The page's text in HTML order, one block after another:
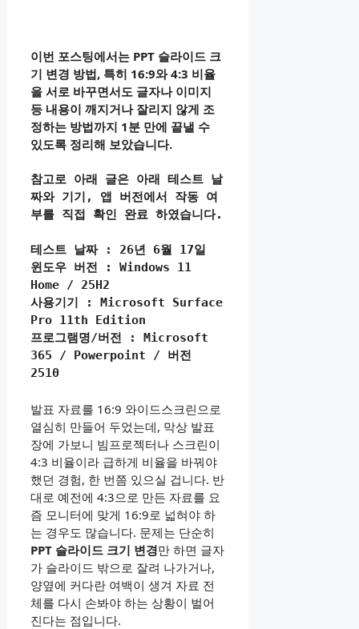
이번 포스팅에서는 PPT 슬라이드 크
기 변경 방법, 특히 16:9와 4:3 비율
을 서로 바꾸면서도 글자나 이미지
등 내용이 깨지거나 잘리지 않게 조
정하는 방법까지 1분 만에 끝낼 수
있도록 정리해 보았습니다.
참고로 아래 글은 아래 테스트 날
짜와 기기, 앱 버전에서 작동 여
부를 직접 확인 완료 하였습니다.
테스트 날짜 : 26년 6월 17일
윈도우 버전 : Windows 11
Home / 25H2
사용기기 : Microsoft Surface
Pro 11th Edition
프로그램명/버전 : Microsoft
365 / Powerpoint / 버전
2510
발표 자료를 16:9 와이드스크린으로
열심히 만들어 두었는데, 막상 발표
장에 가보니 빔프로젝터나 스크린이
4:3 비율이라 급하게 비율을 바꿔야
했던 경험, 한 번쯤 있으실 겁니다. 반
대로 예전에 4:3으로 만든 자료를 요
즘 모니터에 맞게 16:9로 넓혀야 하
는 경우도 많습니다. 문제는 단순히
PPT 슬라이드 크기 변경만 하면 글자
가 슬라이드 밖으로 잘려 나가거나,
양옆에 커다란 여백이 생겨 자료 전
체를 다시 손봐야 하는 상황이 벌어
진다는 점입니다.